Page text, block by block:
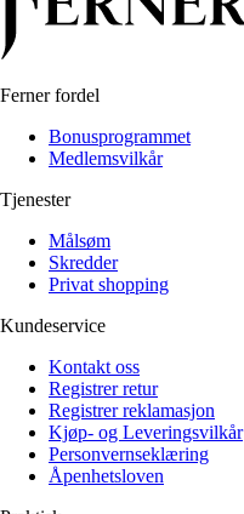
Ferner fordel
Bonusprogrammet
Medlemsvilkår
Tjenester
Målsøm
Skredder
Privat shopping
Kundeservice
Kontakt oss
Registrer retur
Registrer reklamasjon
Kjøp- og Leveringsvilkår
Personvernseklæring
Åpenhetsloven